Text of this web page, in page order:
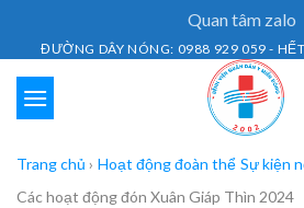
Quan tâm zalo
ĐƯỜNG DÂY NÓNG: 0988 929 059 -
Trang chủ › Hoạt động đoàn thể Sự kiện
Các hoạt động đón Xuân Giáp Thìn 2024